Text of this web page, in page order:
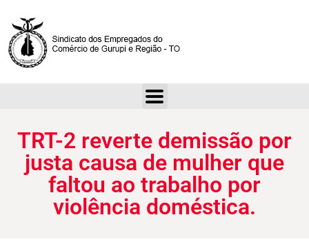
TRT-2 reverte demissão por
justa causa de mulher que
faltou ao trabalho por
violência doméstica.